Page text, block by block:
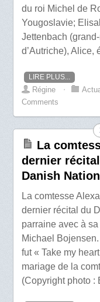
du roi Michel de
Yougoslavie;
Jettenbach
d’Autriche), Alice,
LIRE PLUS...
Régine ⋅
Comments
La
dernier
Danish
La comtesse
dernier récital du
parraine avec à
Michael
fut « Take my
mariage de la
(Copyright photo :